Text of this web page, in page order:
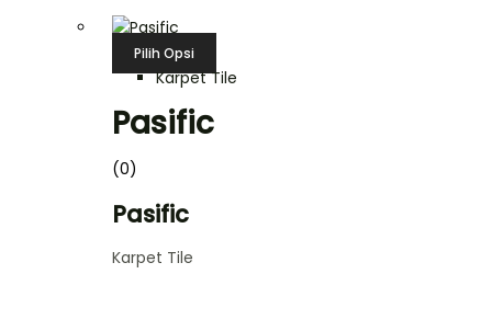
Pilih Opsi
Karpet Tile
Pasific
(0)
Pasific
Karpet Tile